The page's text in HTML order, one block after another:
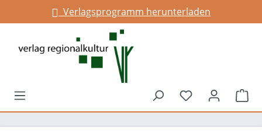
springenVerlagsprogramm herunterladen
Du hast 0